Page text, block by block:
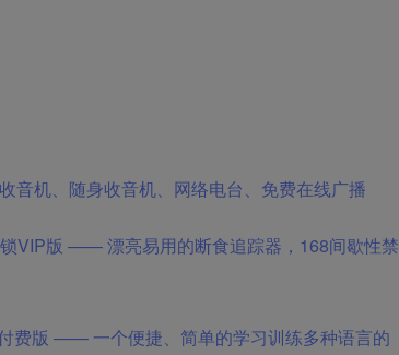
机、随身收音机、网络电台、免费在线广播
VIP版 —— 漂亮易用的断食追踪器，168间歇性禁
费版 —— 一个便捷、简单的学习训练多种语言的